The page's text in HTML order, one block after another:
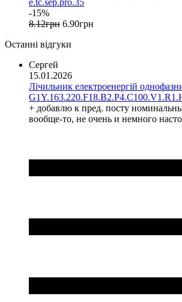
Gewiss (Італія)
Ginlong Solis (Китай)
Hager (Німеччина)
Haupa (Німеччина)
HD Hyundai Electric (Корея)
Hemstedt (Німеччина)
Horoz Electric (Туреччина)
Huawei (Китай)
Kolarz (Австрія)
LogicPower (Україна)
-15%
8.12грн 6.90грн
Останні відгуки
Сергей
15.01.2026
Лічильник електроенергій
+ добавлю к пред. посту
вообще-то, не очень и немного